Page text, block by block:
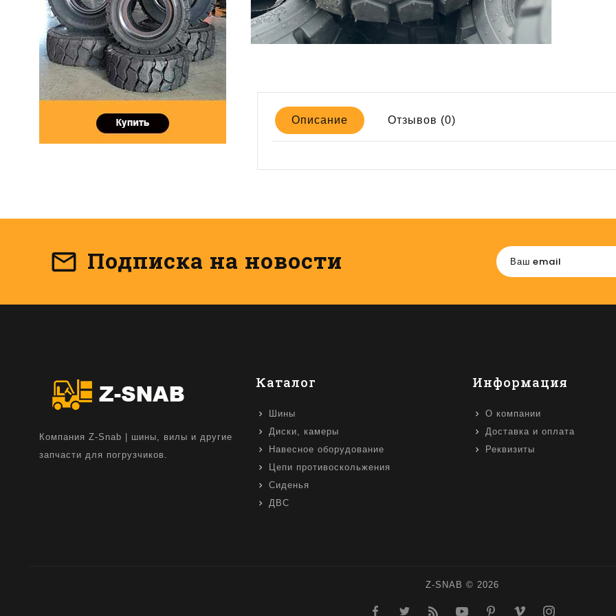
Описание Отзывов (0)
Подписка на новости
Компания Z-Snab | шины, вилы и другие
запчасти для погрузчиков.
Каталог
Шины
Диски, камеры
Навесное оборудование
Цепи противоскольжения
Сиденья
ДВС
Информация
О компании
Доставка и оплата
Реквизиты
Z-SNAB © 2026